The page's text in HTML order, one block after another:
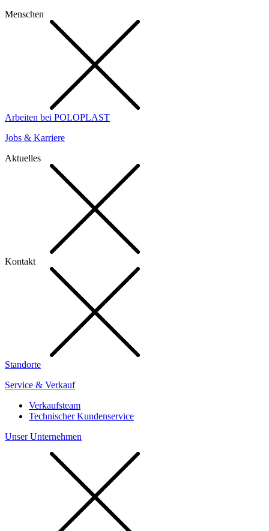
Menschen
Arbeiten bei POLOPLAST
Jobs & Karriere
Aktuelles
Kontakt
Standorte
Service & Verkauf
Verkaufsteam
Technischer Kundenservice
Unser Unternehmen